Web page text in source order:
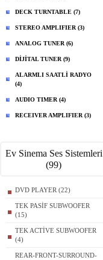
DECK TURNTABLE (7)
STEREO AMPLIFIER (3)
ANALOG TUNER (6)
DİJİTAL TUNER (9)
ALARMLI SAATLİ RADYO
(4)
AUDIO TIMER (4)
RECEIVER AMPLIFIER (3)
Ev Sinema Ses Sistemleri
(99)
DVD PLAYER (22)
TEK PASİF SUBWOOFER
(15)
TEK ACTİVE SUBWOOFER
(4)
REAR-FRONT-SURROUND-